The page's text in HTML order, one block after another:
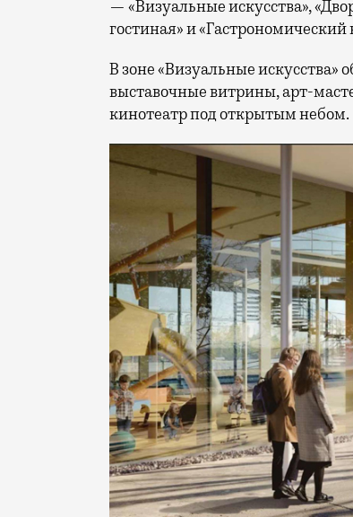
— «Визуальные искусства»,
гостиная» и «Гастрономический
В зоне «Визуальные
выставочные витрины, арт-
кинотеатр под открытым небом.